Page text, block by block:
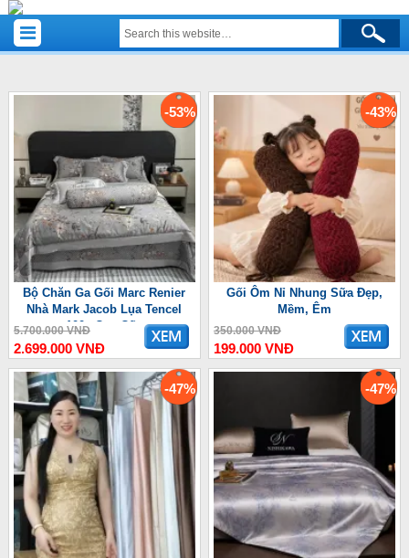
-53%
Bộ Chăn Ga Gối Marc Renier
Nhà Mark Jacob Lụa Tencel
100s Cao Cấp
5.700.000 VNĐ
2.699.000 VNĐ
-43%
Gối Ôm Nỉ Nhung Sữa Đẹp,
Mềm, Êm
350.000 VNĐ
199.000 VNĐ
-47% -47%